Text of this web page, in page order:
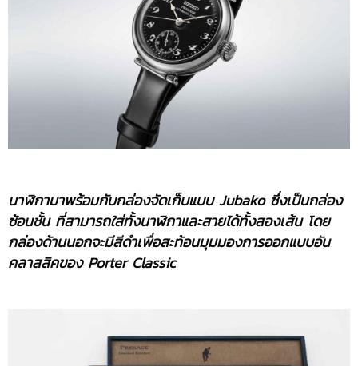
นาฬิกามาพร้อมกับกล่องจัดเก็บแบบJubako ซึ่งเป็นกล่อง
ซ้อนชั้น ที่สามารถใส่ทั้งนาฬิกาและสายได้ทั้งสองเส้น โดย
กล่องด้านนอกจะมีสีดำเพื่อสะท้อนมุมมองการออกแบบอัน
คลาสสิคของ Porter Classic